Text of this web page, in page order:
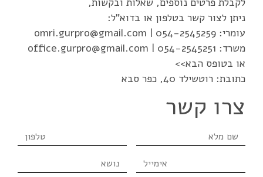
ניתן לצור קשר בטלפון או בדוא"ל:
עומרי: 054-2545259
|
omri.gurpro@gmail.com
משרד: 054-2545251
|
office.gurpro@gmail.com
או בטופס הבא>>
כתובת: רוטשילד 40, כפר סבא
צרו קשר
שם
מלא
נושא